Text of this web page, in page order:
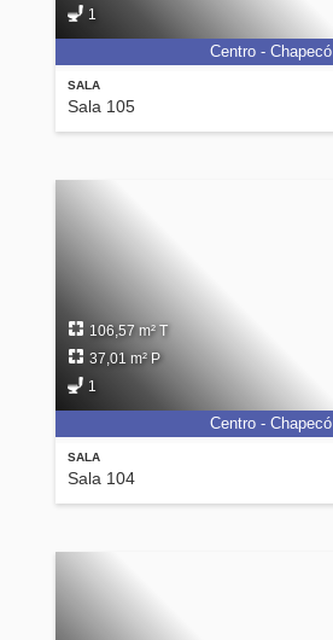
SALA
Sala 105
1
Centro - Chapecó
SALA
Sala 104
106,57 m² T
37,01 m² P
1
Centro - Chapecó